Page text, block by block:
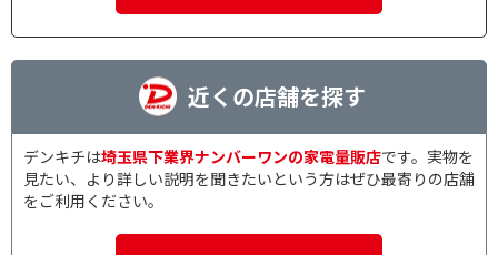
近くの店舗を探す
デンキチは埼玉県下業界ナンバーワンの家電量販店です。実物を
見たい、より詳しい説明を聞きたいという方はぜひ最寄りの店舗
をご利用ください。